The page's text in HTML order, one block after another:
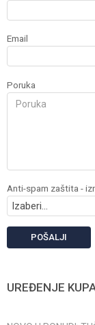
Email
Poruka
Anti-spam zaštita -
POŠALJI
UREĐENJE